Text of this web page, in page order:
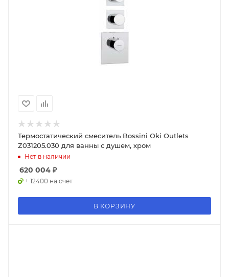
Термостатический смеситель Bossini Oki Outlets
Z031205.030 для ванны с душем, хром
Нет в наличии
620 004 ₽
+ 12400 на счет
В КОРЗИНУ